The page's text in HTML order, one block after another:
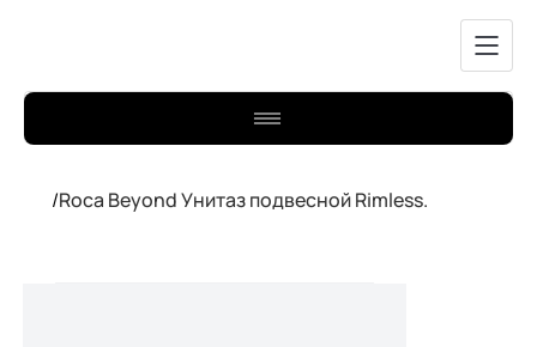
/Roca Beyond Унитаз подвесной Rimless.